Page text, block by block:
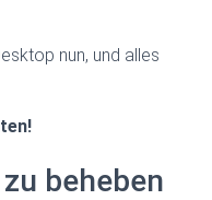
nun, und alles
beheben